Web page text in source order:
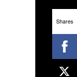
Shares